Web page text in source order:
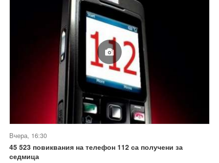
Вчера, 16:30
45 523 повиквания на телефон 112 са получени за
седмица